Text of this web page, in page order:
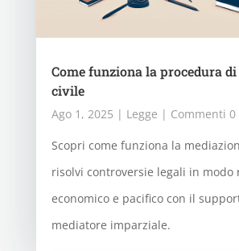
Come funziona la procedura
civile
Ago 1, 2025 | Legge | Commenti 0
Scopri come funziona la
risolvi controversie legali in modo
economico e pacifico con il
mediatore imparziale.